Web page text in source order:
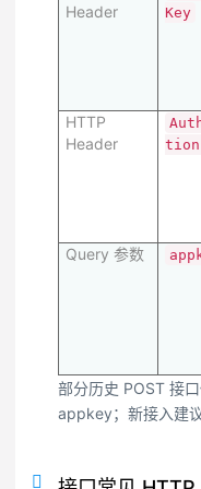
Header
Key
HTTP
Header
tion
Query 参数
部分历史 POST 接
appkey；新接入建